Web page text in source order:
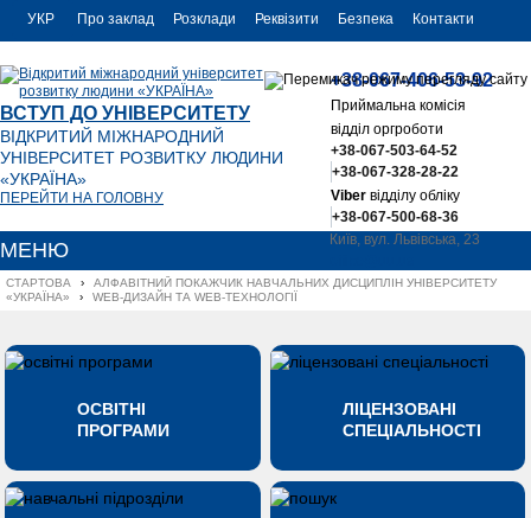
УКР
ENG
Про заклад Розклади Реквізити Безпека Контакти
ВСТУП ДО УНІВЕРСИТЕТУ
ВІДКРИТИЙ МІЖНАРОДНИЙ
УНІВЕРСИТЕТ РОЗВИТКУ ЛЮДИНИ
«УКРАЇНА»
ПЕРЕЙТИ НА ГОЛОВНУ
+38-067-406-53-92
Приймальна комісія
відділ оргроботи
+38-067-503-64-52
+38-067-328-28-22
Viberвідділу обліку
+38-067-500-68-36
Київ, вул. Львівська, 23
МЕНЮ
СТАРТОВА ›
АЛФАВІТНИЙ ПОКАЖЧИК НАВЧАЛЬНИХ ДИСЦИПЛІН УНІВЕРСИТЕТУ
«УКРАЇНА»
› WEB-ДИЗАЙН ТА WEB-ТЕХНОЛОГІЇ
ОСВІТНІ
ПРОГРАМИ
ЛІЦЕНЗОВАНІ
СПЕЦІАЛЬНОСТІ